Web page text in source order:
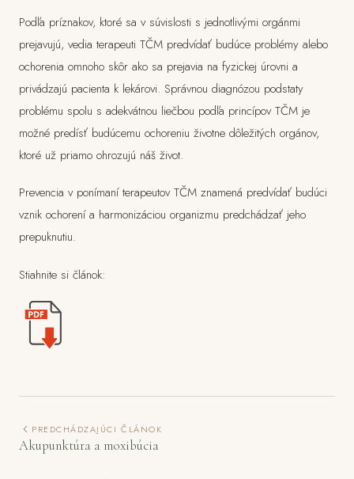
Podľa príznakov, ktoré sa v súvislosti s jednotlivými orgánmi
prejavujú, vedia terapeuti TČM predvídať budúce problémy alebo
ochorenia omnoho skôr ako sa prejavia na fyzickej úrovni a
privádzajú pacienta k lekárovi. Správnou diagnózou podstaty
problému spolu s adekvátnou liečbou podľa princípov TČM je
možné predísť budúcemu ochoreniu životne dôležitých orgánov,
ktoré už priamo ohrozujú náš život.
Prevencia v ponímaní terapeutov TČM znamená predvídať budúci
vznik ochorení a harmonizáciou organizmu predchádzať jeho
prepuknutiu.
Stiahnite si článok:
PREDCHÁDZAJÚCI ČLÁNOK
Akupunktúra a moxibúcia